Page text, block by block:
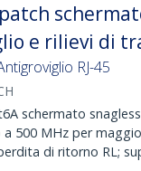
e rilievi di
RJ-45
schermato
500 MHz per
di ritorno RL;